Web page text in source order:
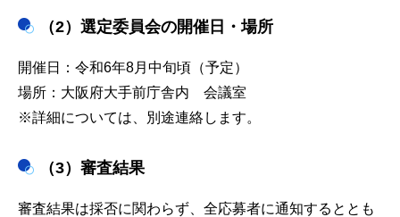
（2）選定委員会の開催日・場所
開催日：令和6年8月中旬頃（予定）
場所：大阪府大手前庁舎内 会議室
※詳細については、別途連絡します。
（3）審査結果
審査結果は採否に関わらず、全応募者に通知するととも